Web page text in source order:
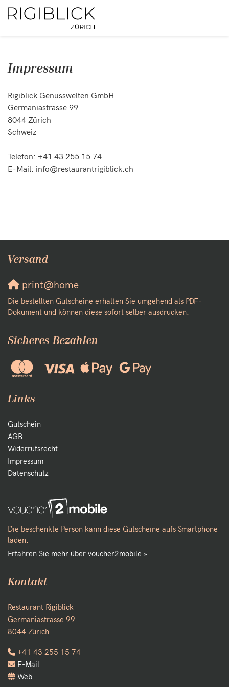
Impressum
Rigiblick Genusswelten GmbH
Germaniastrasse 99
8044 Zürich
Schweiz
Telefon: +41 43 255 15 74
E-Mail: info@restaurantrigiblick.ch
Versand
print@home
Die bestellten Gutscheine erhalten Sie umgehend als PDF-
Dokument und können diese sofort selber ausdrucken.
Sicheres Bezahlen
Links
Gutschein
AGB
Widerrufsrecht
Impressum
Datenschutz
Die beschenkte Person kann diese Gutscheine aufs Smartphone
laden.
Erfahren Sie mehr über voucher2mobile »
Kontakt
Restaurant Rigiblick
Germaniastrasse 99
8044 Zürich
+41 43 255 15 74
E-Mail
Web